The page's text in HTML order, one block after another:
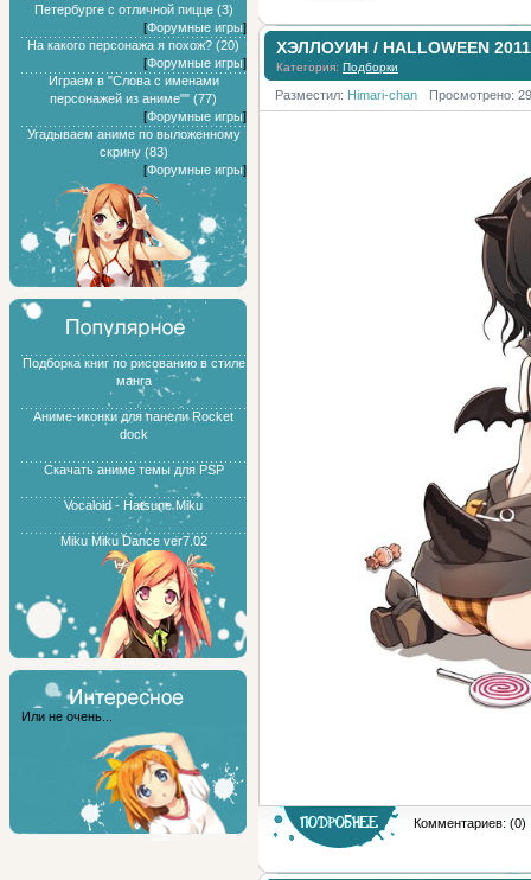
Петербурге с отличной пицце (3)
[Форумные игры]
На какого персонажа я похож? (20)
[Форумные игры]
Играем в "Слова с именами
персонажей из аниме"" (77)
[Форумные игры]
Угадываем аниме по выложенному
скрину (83)
[Форумные игры]
Подборка книг по рисованию в стиле
манга
Аниме-иконки для панели Rocket
dock
Скачать аниме темы для PSP
Vocaloid - Hatsune Miku
Miku Miku Dance ver7.02
Или не очень...
ХЭЛЛОУИН / HALLOWEEN 2011
Категория: Подборки
Разместил: Himari-chan Просмотрено:
Комментариев: (0)